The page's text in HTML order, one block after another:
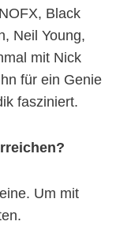
Black
Neil Young,
mit Nick
für ein Genie
fasziniert.
Um mit